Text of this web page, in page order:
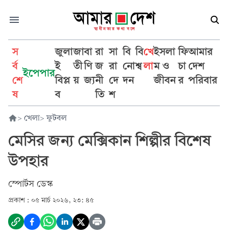
স
র্ব
শে
ষ
ইপেপার
জুলা
ই
বিপ্ল
ব
জা
তী
য়
বা
ণি
জ্য
রা
জ
নী
তি
সা
রা
দে
শ
বি
নো
দন
বি
শ্ব
খে
লা
ইসলা
ম ও
জীবন
ফি
চা
র
আমার
দেশ
পরিবার
> খেলা> ফুটবল
মেসির জন্য মেক্সিকান শিল্পীর বিশেষ
উপহার
স্পোর্টস ডেস্ক
প্রকাশ : ০৫ মার্চ ২০২৬, ২৩: ৪৫